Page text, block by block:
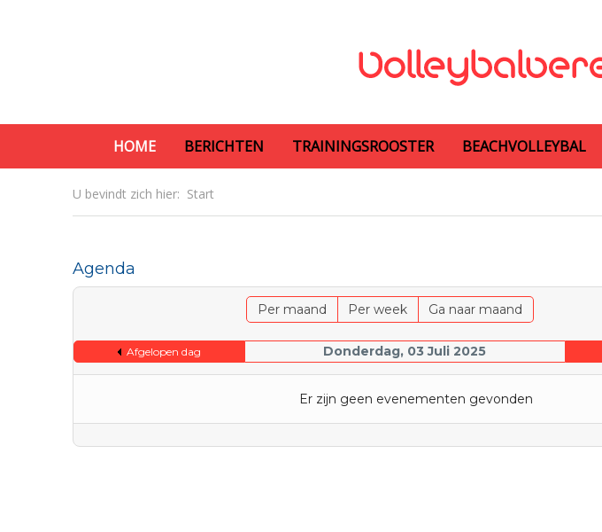
HOME BERICHTEN TRAININGSROOSTER BEACHVOLLEYBAL
U bevindt zich hier: Start
Agenda
Per maand Per week Ga naar maand
Afgelopen dag Donderdag, 03 Juli 2025
Er zijn geen evenementen gevonden